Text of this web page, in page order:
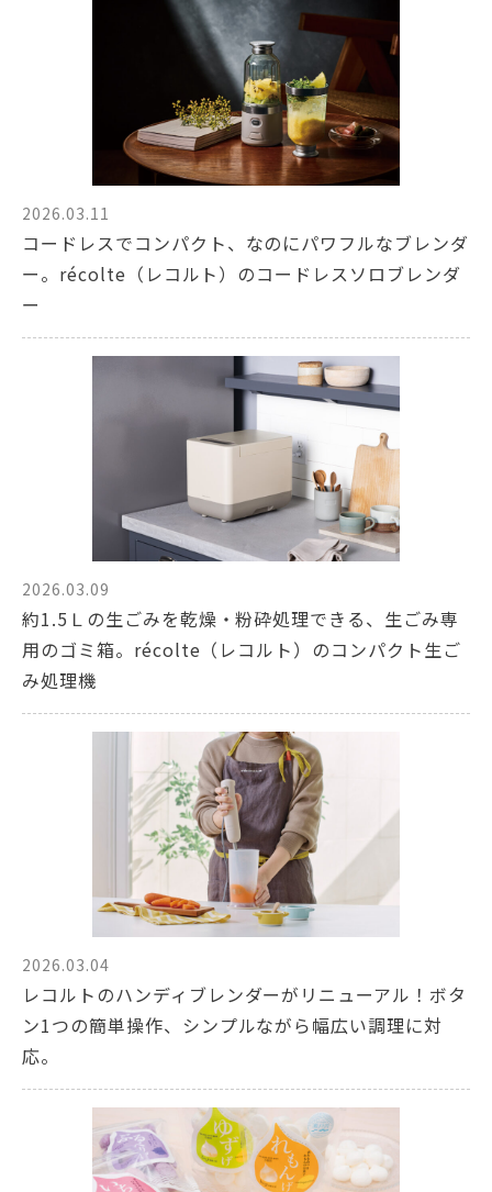
2026.03.11
コードレスでコンパクト、なのにパワフルなブレンダ
ー。récolte（レコルト）のコードレスソロブレンダ
ー
2026.03.09
約1.5Ｌの生ごみを乾燥・粉砕処理できる、生ごみ専
用のゴミ箱。récolte（レコルト）のコンパクト生ご
み処理機
2026.03.04
レコルトのハンディブレンダーがリニューアル！ボタ
ン1つの簡単操作、シンプルながら幅広い調理に対
応。